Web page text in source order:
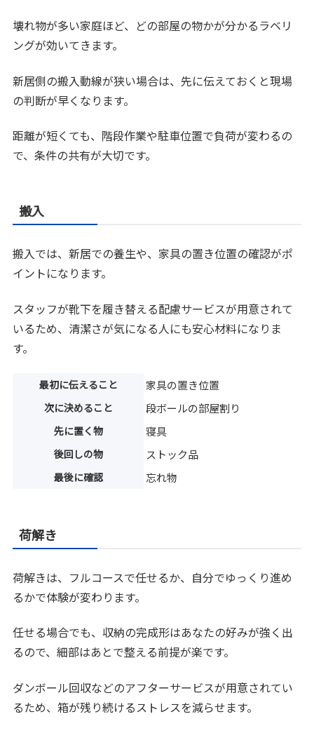
壊れ物が多い家庭ほど、どの部屋の物かが分かるラベリ
ングが効いてきます。
新居側の搬入動線が狭い場合は、先に伝えておくと現場
の判断が早くなります。
距離が短くても、階段作業や駐車位置で負荷が変わるの
で、条件の共有が大切です。
搬入
搬入では、新居での養生や、家具の置き位置の確認がポ
イントになります。
スタッフが靴下を履き替える配慮サービスが用意されて
いるため、清潔さが気になる人にも安心材料になりま
す。
最初に伝えること 家具の置き位置
次に決めること 段ボールの部屋割り
先に置く物 寝具
後回しの物 ストック品
最後に確認 忘れ物
荷解き
荷解きは、フルコースで任せるか、自分でゆっくり進め
るかで体験が変わります。
任せる場合でも、収納の完成形はあなたの好みが強く出
るので、細部はあとで整える前提が楽です。
ダンボール回収などのアフターサービスが用意されてい
るため、箱が残り続けるストレスを減らせます。